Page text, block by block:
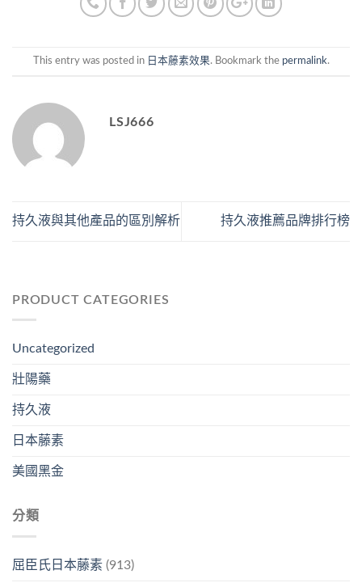
This entry was posted in 日本藤素效果. Bookmark the permalink.
LSJ666
持久液與其他產品的區別解析 持久液推薦品牌排行榜
PRODUCT CATEGORIES
Uncategorized
壯陽藥
持久液
日本藤素
美國黑金
分類
屈臣氏日本藤素 (913)